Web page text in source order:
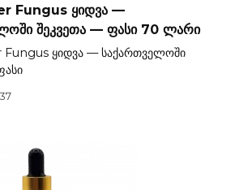
Fungus ყიდვა —
შეკვეთა — ფასი 70 ლარი
ყიდვა — საქართველოში